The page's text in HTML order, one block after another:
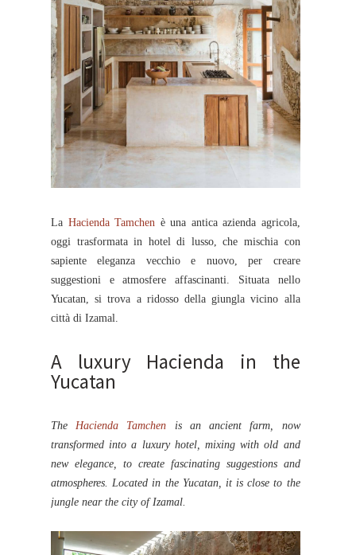
La Hacienda Tamchen è una antica azienda agricola,
oggi trasformata in hotel di lusso, che mischia con
sapiente eleganza vecchio e nuovo, per creare
suggestioni e atmosfere affascinanti. Situata nello
Yucatan, si trova a ridosso della giungla vicino alla
città di Izamal.
A luxury Hacienda in the
Yucatan
TheHacienda Tamchen is an ancient farm, now
transformed into a luxury hotel, mixing with old and
new elegance, to create fascinating suggestions and
atmospheres. Located in the Yucatan, it is close to the
jungle near the city of Izamal.